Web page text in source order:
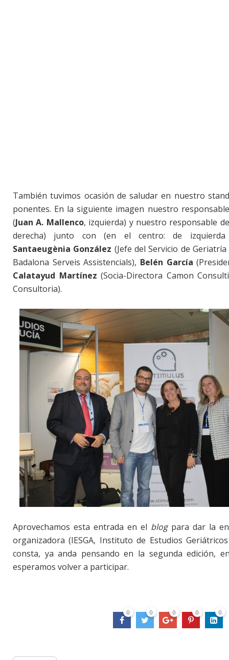
También tuvimos ocasión de saludar en nuestro
ponentes. En la siguiente imagen nuestro
(Juan A. Mallenco, izquierda) y nuestro responsable
derecha) junto con (en el centro: de
Santaeugènia González (Jefe del Servicio de
Badalona Serveis Assistencials), Belén García
Calatayud Martínez (Socia-Directora Camon
Consultoria).
Aprovechamos esta entrada en el blogpara dar la
organizadora (IESGA, Instituto de Estudios
consta, ya anda pensando en la segunda edición,
esperamos volver a participar.
0 0 0 0 0